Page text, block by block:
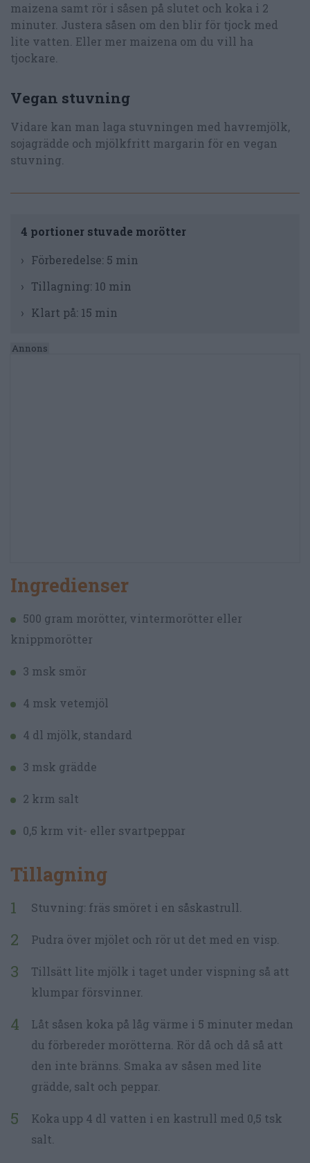
maizena samt rör i såsen på slutet och koka i 2
minuter. Justera såsen om den blir för tjock med
lite vatten. Eller mer maizena om du vill ha
tjockare.
Vegan stuvning
Vidare kan man laga stuvningen med havremjölk,
sojagrädde och mjölkfritt margarin för en vegan
stuvning.
4 portioner stuvade morötter
Förberedelse: 5 min
Tillagning: 10 min
Klart på: 15 min
Ingredienser
500 gram morötter, vintermorötter eller
knippmorötter
3 msk smör
4 msk vetemjöl
4 dl mjölk, standard
3 msk grädde
2 krm salt
0,5 krm vit- eller svartpeppar
Tillagning
Stuvning: fräs smöret i en såskastrull.
Pudra över mjölet och rör ut det med en visp.
Tillsätt lite mjölk i taget under vispning så att
klumpar försvinner.
Låt såsen koka på låg värme i 5 minuter medan
du förbereder morötterna. Rör då och då så att
den inte bränns. Smaka av såsen med lite
grädde, salt och peppar.
Koka upp 4 dl vatten i en kastrull med 0,5 tsk
salt.